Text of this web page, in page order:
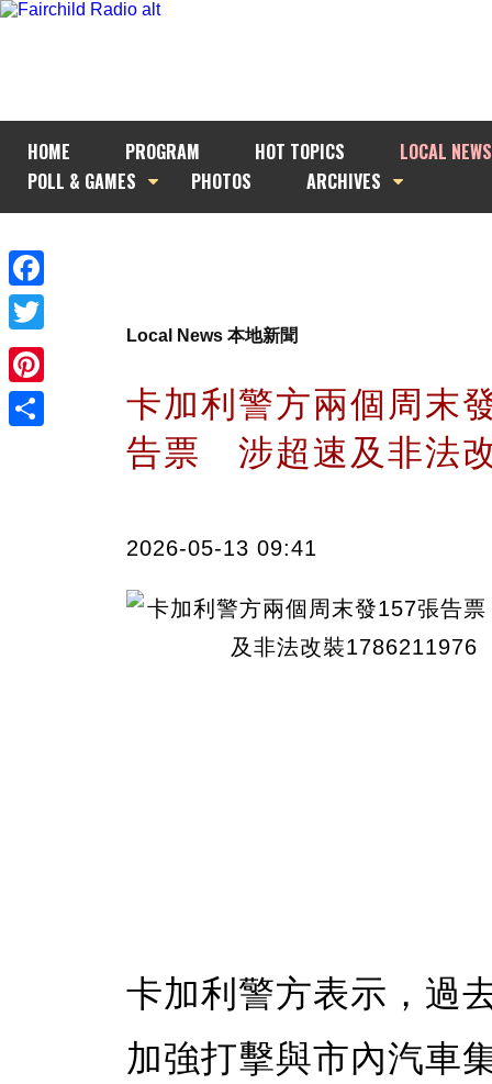
HOME PROGRAM HOT TOPICS
LOCAL NEWS
POLL & GAMES
PHOTOS ARCHIVES
Facebook
Twitter
Pinterest
Local News 本地新聞
卡加利警方兩個周末
告票 涉超速及非法
2026-05-13 09:41
卡加利警方表示，過
加強打擊與市內汽車